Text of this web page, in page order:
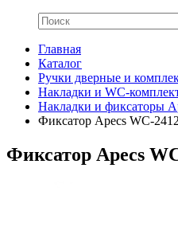
Главная
Каталог
Ручки дверные и
Накладки и WC-
Накладки и фиксаторы
Фиксатор Apecs WC-
Фиксатор Apecs